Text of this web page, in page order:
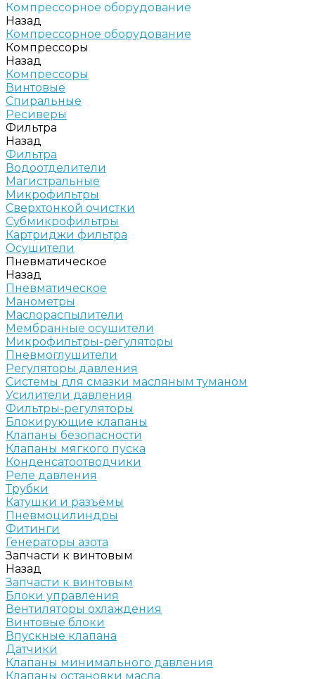
Компрессорное оборудование
Назад
Компрессорное оборудование
Компрессоры
Назад
Компрессоры
Винтовые
Спиральные
Ресиверы
Фильтра
Назад
Фильтра
Водоотделители
Магистральные
Микрофильтры
Сверхтонкой очистки
Субмикрофильтры
Картриджи фильтра
Осушители
Пневматическое
Назад
Пневматическое
Манометры
Маслораспылители
Мембранные осушители
Микрофильтры-регуляторы
Пневмоглушители
Регуляторы давления
Системы для смазки масляным туманом
Усилители давления
Фильтры-регуляторы
Блокирующие клапаны
Клапаны безопасности
Клапаны мягкого пуска
Конденсатоотводчики
Реле давления
Трубки
Катушки и разъёмы
Пневмоцилиндры
Фитинги
Генераторы азота
Запчасти к винтовым
Назад
Запчасти к винтовым
Блоки управления
Вентиляторы охлаждения
Винтовые блоки
Впускные клапана
Датчики
Клапаны минимального давления
Клапаны остановки масла